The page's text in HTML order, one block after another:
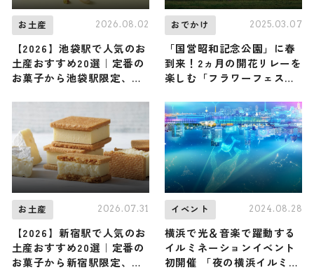
お土産 2026.08.02
【2026】池袋駅で人気のお
土産おすすめ20選｜定番の
お菓子から池袋駅限定、お
おでかけ 2025.03.07
「国営昭和記念公園」に春
到来！2ヵ月の開花リレーを
楽しむ「フラワーフェステ
お土産 2026.07.31
【2026】新宿駅で人気のお
土産おすすめ20選｜定番の
お菓子から新宿駅限定、お
イベント 2024.08.28
横浜で光＆音楽で躍動する
イルミネーションイベント
初開催 「夜の横浜イルミネ